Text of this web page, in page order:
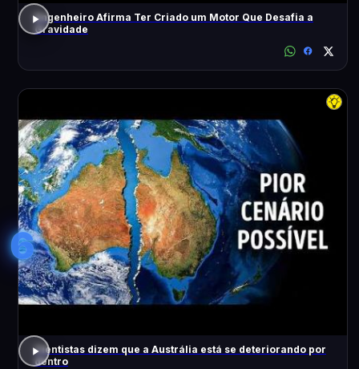
Engenheiro Afirma Ter Criado um Motor Que Desafia a
Gravidade
6
Cientistas dizem que a Austrália está se deteriorando por
dentro